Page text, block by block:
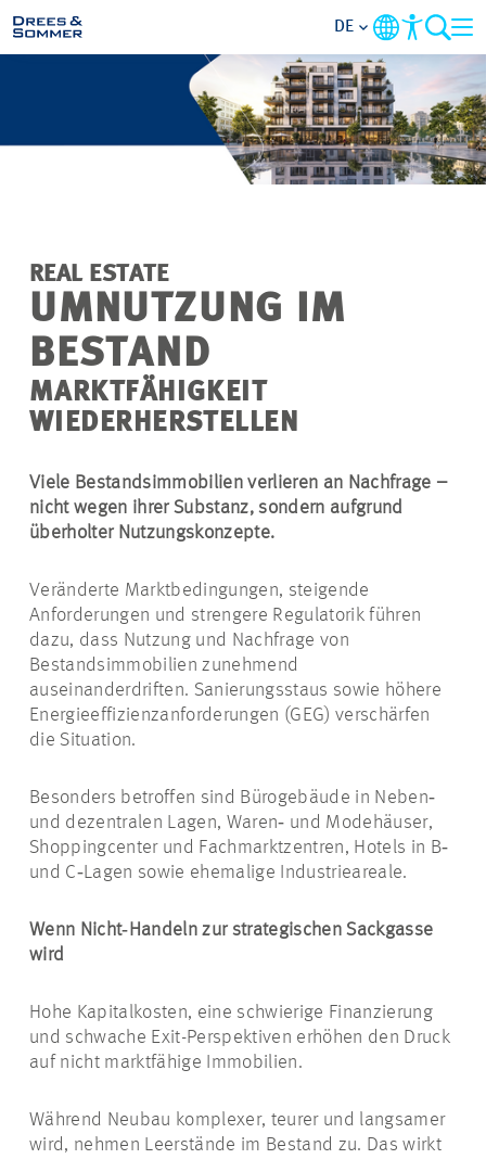
MARKETS
SERVICES
IM FOKUS
KARRIERE
PROJEKTE
KONTAKT
DE
REAL ESTATE
UMNUTZUNG IM
BESTAND
MARKTFÄHIGKEIT
WIEDERHERSTELLEN
Viele Bestandsimmobilien verlieren an Nachfrage –
nicht wegen ihrer Substanz, sondern aufgrund
überholter Nutzungskonzepte.
Veränderte Marktbedingungen, steigende
Anforderungen und strengere Regulatorik führen
dazu, dass Nutzung und Nachfrage von
Bestandsimmobilien zunehmend
auseinanderdriften. Sanierungsstaus sowie höhere
Energieeffizienzanforderungen (GEG) verschärfen
die Situation.
Besonders betroffen sind Bürogebäude in Neben‑
und dezentralen Lagen, Waren‑ und Modehäuser,
Shoppingcenter und Fachmarktzentren, Hotels in B‑
und C‑Lagen sowie ehemalige Industrieareale.
Wenn Nicht‑Handeln zur strategischen Sackgasse
wird
Hohe Kapitalkosten, eine schwierige Finanzierung
und schwache Exit-Perspektiven erhöhen den Druck
auf nicht marktfähige Immobilien.
Während Neubau komplexer, teurer und langsamer
wird, nehmen Leerstände im Bestand zu. Das wirkt